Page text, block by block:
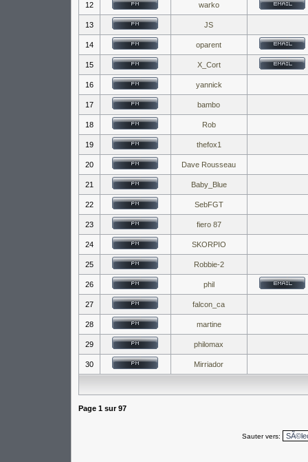
12 warko
13 JS
14 oparent
15 X_Cort
16 yannick
17 bambo
18 Rob
19 thefox1
20 Dave Rousseau
21 Baby_Blue
22 SebFGT
23 fiero 87
24 SKORPIO
25 Robbie-2
26 phil
27 falcon_ca
28 martine
29 philomax
30 Mirriador
Page 1sur97
Sauter vers: